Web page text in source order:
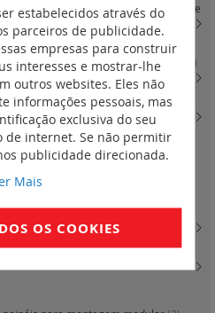
painéis para montagem de DPX3 160 e
painéis para montagem de DPX3 630
em platinas reguláveis
(16)
painéis para montagem de DPX3
e inversor de rede em platinas
salientes metálicos e isolantes(0)
de encastrar metálicos(0)
metálicos e isolantes e
de distribuição componíveis - 24
estabelecidos através do
parceiros de publicidade.
empresas para construir
interesses e mostrar-lhe
outros websites. Eles não
informações pessoais, mas
exclusiva do seu
de internet. Se não permitir
publicidade direcionada.
Mais
OS COOKIES